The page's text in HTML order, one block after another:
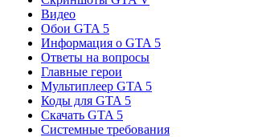
Видео
Обои GTA 5
Информация о GTA 5
Ответы на вопросы
Главные герои
Мультиплеер GTA 5
Коды для GTA 5
Скачать GTA 5
Системные требования